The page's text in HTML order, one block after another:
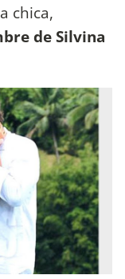
chica,
deSilvina